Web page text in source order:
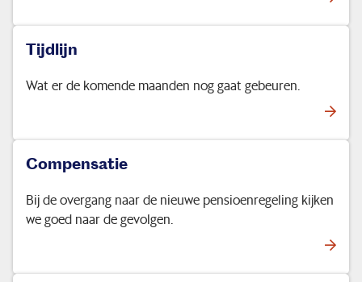
Tijdlijn
Wat er de komende maanden nog gaat gebeuren.
Compensatie
Bij de overgang naar de nieuwe pensioenregeling kijken
we goed naar de gevolgen.